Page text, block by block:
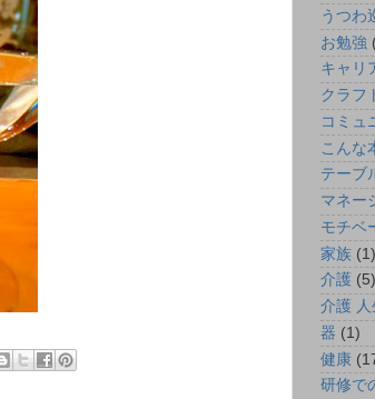
うつわ
お勉強
キャリ
クラフ
コミュ
こんな
テーブ
マネー
モチベ
家族 (1)
介護 (5)
介護
器 (1)
健康
研修で